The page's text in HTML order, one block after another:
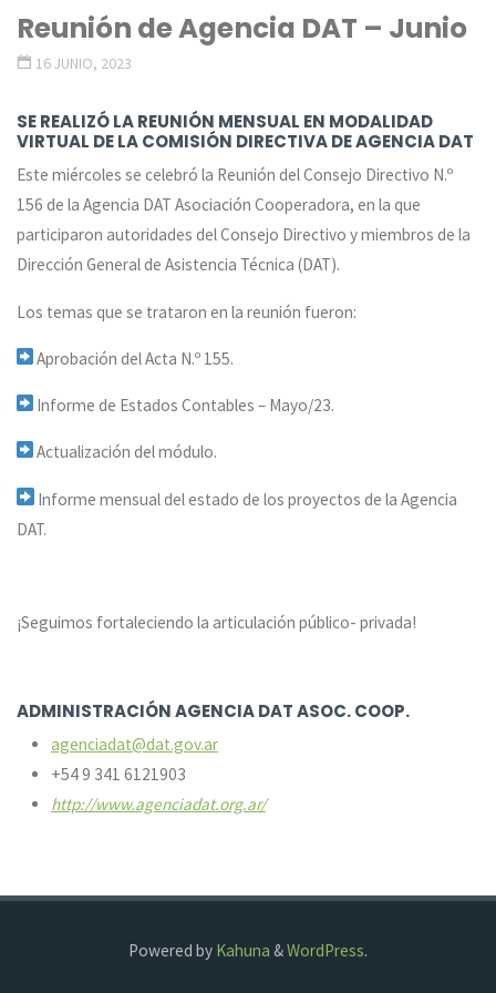
Reunión de Agencia DAT – Junio
16 JUNIO, 2023
SE REALIZÓ LA REUNIÓN MENSUAL EN MODALIDAD
VIRTUAL DE LA COMISIÓN DIRECTIVA DE AGENCIA DAT
Este miércoles se celebró la Reunión del Consejo Directivo N.º
156 de la Agencia DAT Asociación Cooperadora, en la que
participaron autoridades del Consejo Directivo y miembros de la
Dirección General de Asistencia Técnica (DAT).
Los temas que se trataron en la reunión fueron:
Aprobación del Acta N.º 155.
Informe de Estados Contables – Mayo/23.
Actualización del módulo.
Informe mensual del estado de los proyectos de la Agencia
DAT.
¡Seguimos fortaleciendo la articulación público- privada!
ADMINISTRACIÓN AGENCIA DAT ASOC. COOP.
agenciadat@dat.gov.ar
+54 9 341 6121903
http://www.agenciadat.org.ar/
Powered by Kahuna &WordPress.